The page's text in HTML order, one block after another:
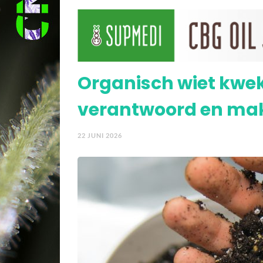
Wietplanten gezond
Organisch wiet
verantwoord en
22 JUNI 2026